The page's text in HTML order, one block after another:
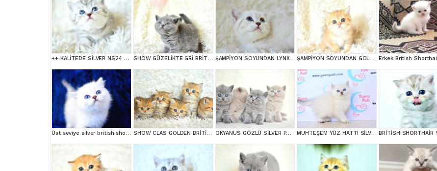
++ KALİTEDE SİLVER NS24 BRİTİSH SHORTHAİR SHOW GÜZELİKTE GRİ BRİTİSH SHORTHAİR YAVRUMUZ ŞAMPİYON SOYUNDAN LYNX BRİTİSH SHORTHAİR ŞAMPİYON SOYUNDAN GOLDEN NY11 BRİTİSH SHORTHAİR YAVRUMUZ erkek
Üst seviye silver british shorthair yavrumuz ns1133 SHOW CLAS GOLDEN BRİTİSH SHORTHAİR OKYANUS GÖZLÜ SİLVER POİNT BRİTİSH SHORTHAİR YAVRUMUZ MUHTEŞEM YÜZ HATTI SİLVER BRİTİSH SHORTHAİRNS1133